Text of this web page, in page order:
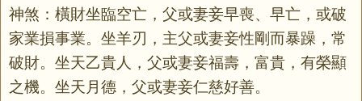
神煞：橫財坐臨空亡，父或妻妾早喪、早亡，或破
家業損事業。坐羊刃，主父或妻妾性剛而暴躁，常
破財。坐天乙貴人，父或妻妾福壽，富貴，有榮顯
之機。坐天月德，父或妻妾仁慈好善。